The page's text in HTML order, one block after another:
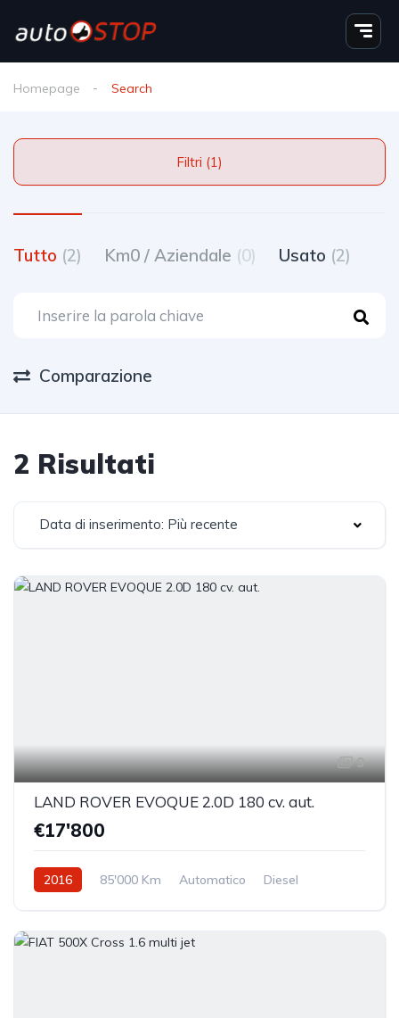
Homepage Search
Filtri (1)
Tutto (2) Km0 / Aziendale (0) Usato (2)
Comparazione
2 Risultati
Data di inserimento: Più recente
9
LAND ROVER EVOQUE 2.0D 180 cv. aut.
€17'800
2016 85'000 Km Automatico
Diesel